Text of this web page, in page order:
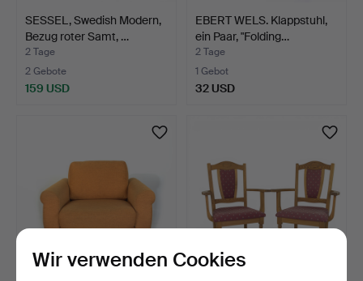
SESSEL, Swedish Modern,
Bezug roter Samt, …
2 Tage
2 Gebote
159 USD
EBERT WELS. Klappstuhl,
ein Paar, "Folding…
2 Tage
1 Gebot
32 USD
Wir verwenden Cookies